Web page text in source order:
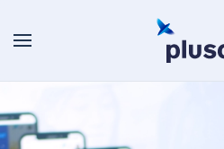
Skip to main content